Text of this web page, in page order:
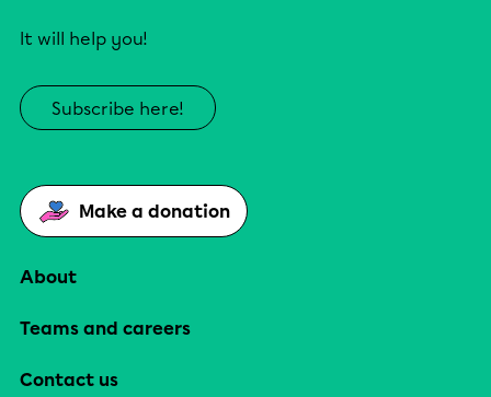
It will help you!
Subscribe here!
Make a donation
About
Teams and careers
Contact us